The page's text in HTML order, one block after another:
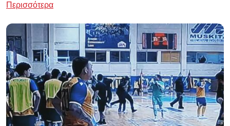
Περισσότερα